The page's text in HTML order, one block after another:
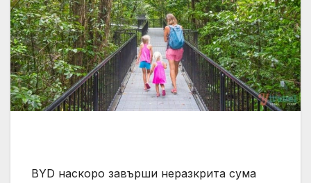
BYD наскоро завърши неразкрита сума